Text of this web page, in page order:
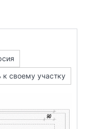
к своему участку